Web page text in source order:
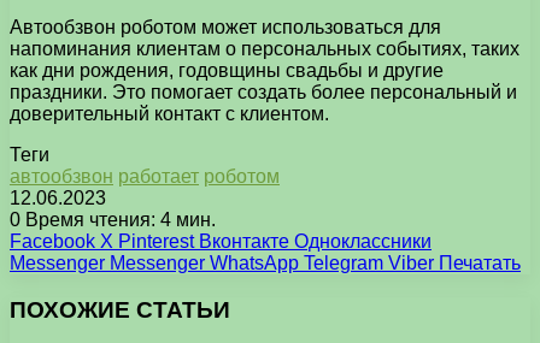
Автообзвон роботом может использоваться для
напоминания клиентам о персональных событиях, таких
как дни рождения, годовщины свадьбы и другие
праздники. Это помогает создать более персональный и
доверительный контакт с клиентом.
Теги
автообзвон работает роботом
12.06.2023
0 Время чтения: 4 мин.
Facebook X Pinterest Вконтакте Одноклассники
Messenger Messenger WhatsApp Telegram Viber Печатать
ПОХОЖИЕ СТАТЬИ